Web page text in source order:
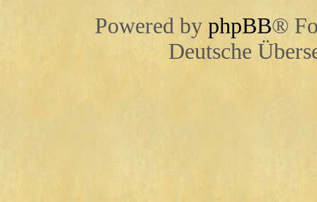
Powered by phpBB®
Deutsche